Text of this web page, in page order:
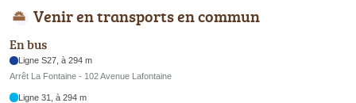
Venir en transports en commun
En bus
Ligne S27, à 294 m
Arrêt La Fontaine - 102 Avenue Lafontaine
Ligne 31, à 294 m